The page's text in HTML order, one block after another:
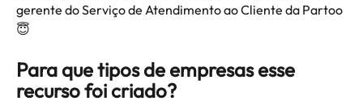
gerente do Serviço de Atendimento ao Cliente da Partoo
😇
Para que tipos de empresas esse
recurso foi criado?